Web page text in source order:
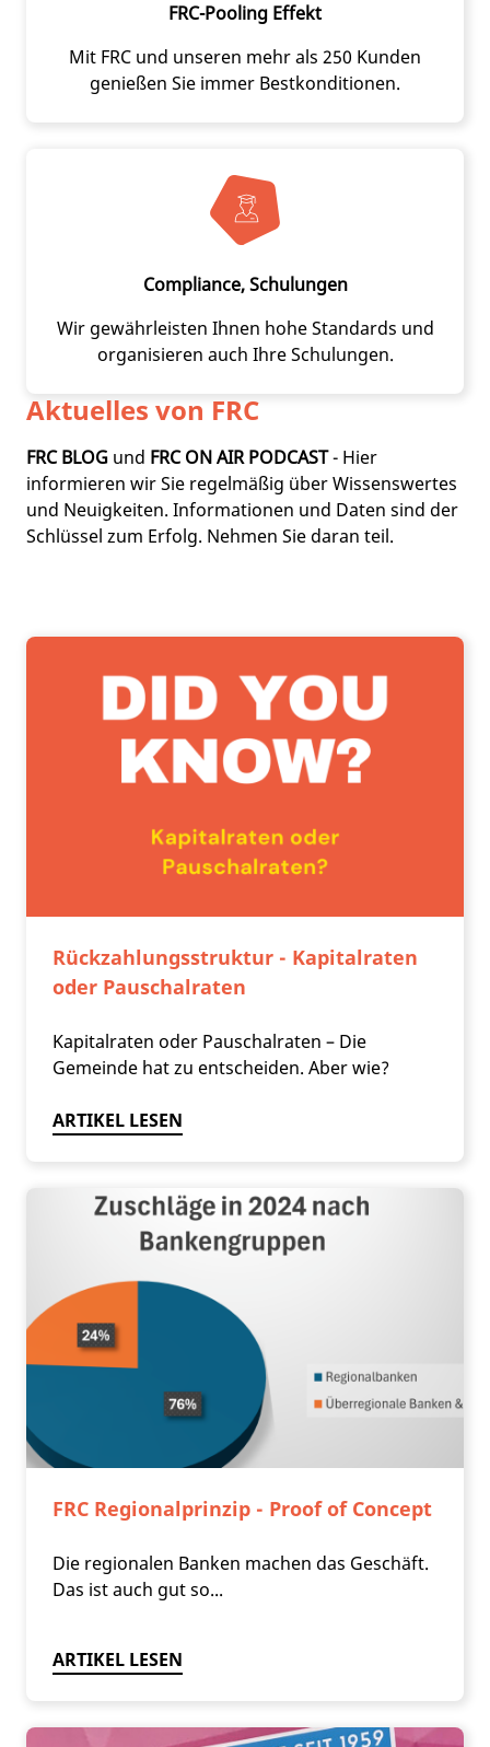
FRC-Pooling Effekt
Mit FRC und unseren mehr als 250 Kunden
genießen Sie immer Bestkonditionen.
Compliance, Schulungen
Wir gewährleisten Ihnen hohe Standards und
organisieren auch Ihre Schulungen.
Aktuelles von FRC
FRC BLOG und FRC ON AIR PODCAST- Hier
informieren wir Sie regelmäßig über Wissenswertes
und Neuigkeiten. Informationen und Daten sind der
Schlüssel zum Erfolg. Nehmen Sie daran teil.
Rückzahlungsstruktur - Kapitalraten
oder Pauschalraten
Kapitalraten oder Pauschalraten – Die
Gemeinde hat zu entscheiden. Aber wie?
ARTIKEL LESEN
FRC Regionalprinzip - Proof of Concept
Die regionalen Banken machen das Geschäft.
Das ist auch gut so...
ARTIKEL LESEN